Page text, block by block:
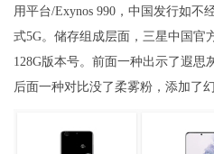
用平台/Exynos 990，中国发行如不
式5G。储存组成层面，三星中国官
128G版本号。前面一种出示了遐思
后面一种对比没了柔雾粉，添加了幻